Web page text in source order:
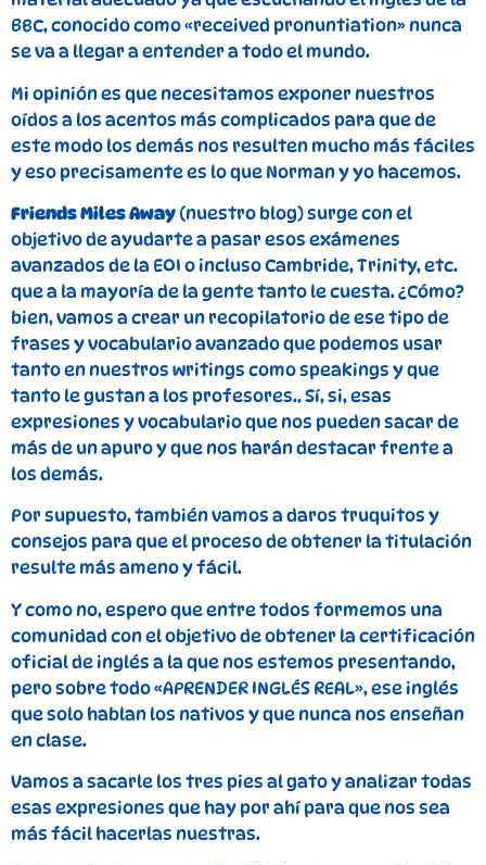
BBC, conocido como «received pronuntiation» nunca
se va a llegar a entender a todo el mundo.
Mi opinión es que necesitamos exponer nuestros
oídos a los acentos más complicados para que de
este modo los demás nos resulten mucho más fáciles
y eso precisamente es lo que Norman y yo hacemos.
Friends Miles Away (nuestro blog) surge con el
objetivo de ayudarte a pasar esos exámenes
avanzados de la EOI o incluso Cambride, Trinity, etc.
que a la mayoría de la gente tanto le cuesta. ¿Cómo?
bien, vamos a crear un recopilatorio de ese tipo de
frases y vocabulario avanzado que podemos usar
tanto en nuestros writings como speakings y que
tanto le gustan a los profesores.. Sí, si, esas
expresiones y vocabulario que nos pueden sacar de
más de un apuro y que nos harán destacar frente a
los demás.
Por supuesto, también vamos a daros truquitos y
consejos para que el proceso de obtener la titulación
resulte más ameno y fácil.
Y como no, espero que entre todos formemos una
comunidad con el objetivo de obtener la certificación
oficial de inglés a la que nos estemos presentando,
pero sobre todo «APRENDER INGLÉS REAL», ese inglés
que solo hablan los nativos y que nunca nos enseñan
en clase.
Vamos a sacarle los tres pies al gato y analizar todas
esas expresiones que hay por ahí para que nos sea
más fácil hacerlas nuestras.